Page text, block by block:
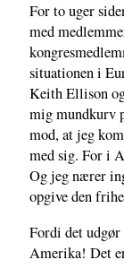
For to uger
med
situationen i
Keith Ellison
mig mundkurv
mod, at jeg
med sig. For i
Og jeg nærer
opgive den
Fordi det udgør
Amerika! Det